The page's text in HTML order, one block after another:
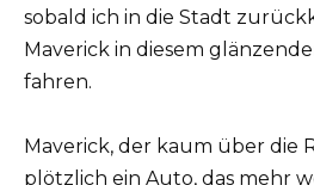
sobald ich in die Stadt
Maverick in diesem
fahren.
Maverick, der kaum über die
plötzlich ein Auto, das mehr